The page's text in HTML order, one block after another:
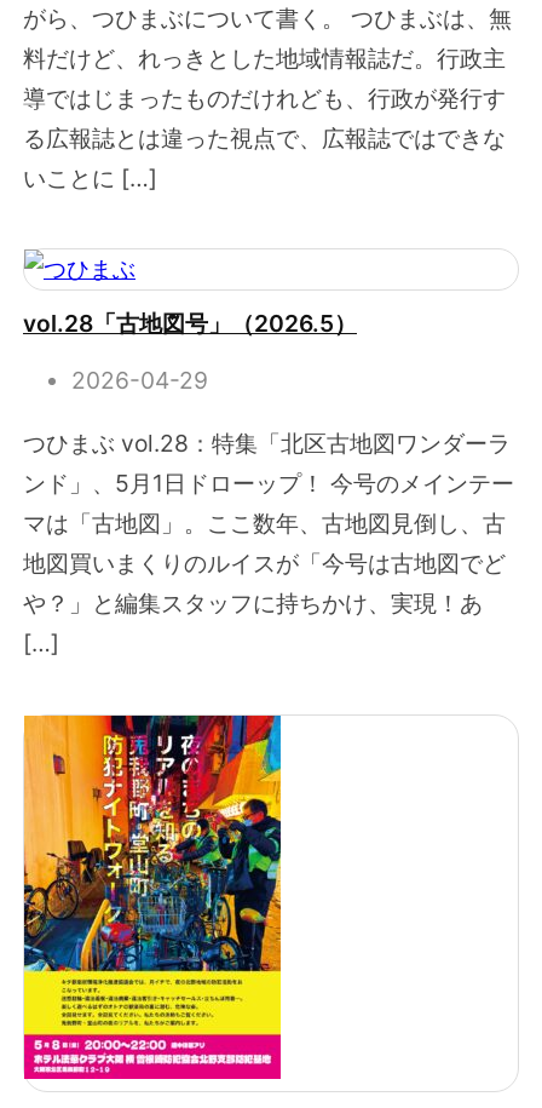
がら、つひまぶについて書く。 つひまぶは、無
料だけど、れっきとした地域情報誌だ。行政主
導ではじまったものだけれども、行政が発行す
る広報誌とは違った視点で、広報誌ではできな
いことに […]
vol.28「古地図号」（2026.5）
2026-04-29
つひまぶ vol.28：特集「北区古地図ワンダーラ
ンド」、5月1日ドローップ！ 今号のメインテー
マは「古地図」。ここ数年、古地図見倒し、古
地図買いまくりのルイスが「今号は古地図でど
や？」と編集スタッフに持ちかけ、実現！あ
[…]